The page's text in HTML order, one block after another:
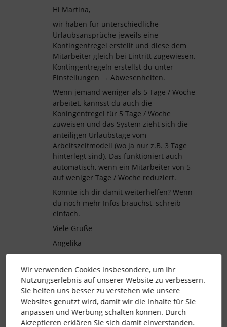
Hi ​Martina,
wir haben für unterschiedliche
Urlaubsansprüche jeweils eine
Kontingentregel erstellt und diese dem
Mitarbeiter gleich bei Eintritt zugewiesen.
Kontingentregeln erstellst du unter
Einstellungen → Abwesenheiten.
Wenn jemand weniger als 5 Tage / Woche
arbeitet, kannsst du auch die
Koningentregel für 5 Tage / Woche
zuweisen und das System zieht sich die
anteiligen Urlaubstage vom
Arbeitszeitmodell (wo ja nur z.B. 3 Tage
hinterlegt sind). Das funktioniert auch
automatisch, wenn ein Mitarbeiter von 5
auf weniger Tage / Woche reduziert.
Konnte ich dir damit weiterhelfen? Wenn
du noch mehr Infos brauchst, schreib
einfach.
Viele Grüße
Angelika
personio Urlaubstage Startup
Wir verwenden Cookies insbesondere, um Ihr
Nutzungserlebnis auf unserer Website zu verbessern.
Sie helfen uns besser zu verstehen wie unsere
Websites genutzt wird, damit wir die Inhalte für Sie
anpassen und Werbung schalten können. Durch
Akzeptieren erklären Sie sich damit einverstanden.